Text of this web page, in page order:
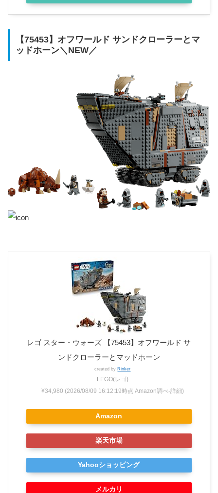
【75453】オフワールド サンドクローラーとマ
ッドホーン＼NEW／
レゴ スター・ウォーズ 【75453】オフワールド サ
ンドクローラーとマッドホーン
created by Rinker
LEGO(レゴ)
¥34,980 (2026/08/09 16:12:19時点 Amazon調べ-詳細)
Amazon
楽天市場
Yahooショッピング
メルカリ